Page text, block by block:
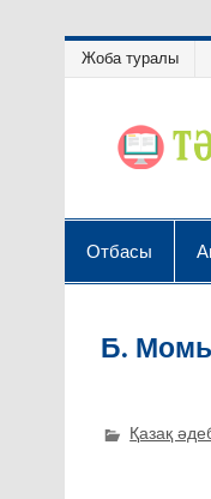
Жоба туралы
Отбасы
Б.
Қазақ